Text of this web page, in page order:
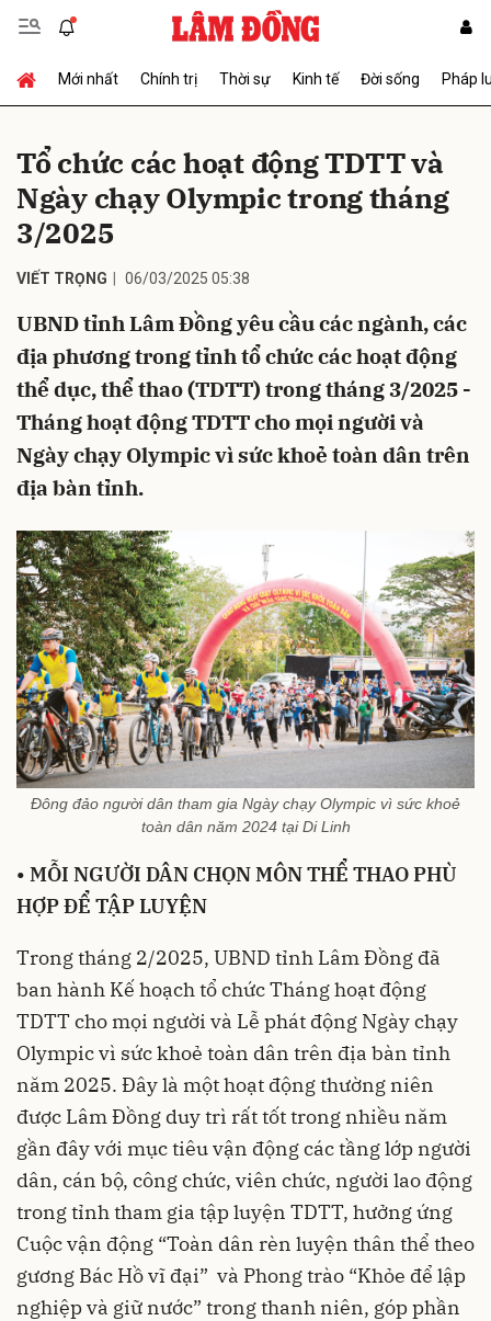
Mới nhất Chính trị Thời sự Kinh tế Đời sống Pháp
Tổ chức các hoạt động TDTT và
Ngày chạy Olympic trong tháng
3/2025
VIẾT TRỌNG 06/03/2025 05:38
UBND tỉnh Lâm Đồng yêu cầu các ngành, các
địa phương trong tỉnh tổ chức các hoạt động
thể dục, thể thao (TDTT) trong tháng 3/2025 -
Tháng hoạt động TDTT cho mọi người và
Ngày chạy Olympic vì sức khoẻ toàn dân trên
địa bàn tỉnh.
Đông đảo người dân tham gia Ngày chạy Olympic vì sức khoẻ
toàn dân năm 2024 tại Di Linh
• MỖI NGƯỜI DÂN CHỌN MÔN THỂ THAO PHÙ
HỢP ĐỂ TẬP LUYỆN
Trong tháng 2/2025, UBND tỉnh Lâm Đồng đã
ban hành Kế hoạch tổ chức Tháng hoạt động
TDTT cho mọi người và Lễ phát động Ngày chạy
Olympic vì sức khoẻ toàn dân trên địa bàn tỉnh
năm 2025. Đây là một hoạt động thường niên
được Lâm Đồng duy trì rất tốt trong nhiều năm
gần đây với mục tiêu vận động các tầng lớp người
dân, cán bộ, công chức, viên chức, người lao động
trong tỉnh tham gia tập luyện TDTT, hưởng ứng
Cuộc vận động “Toàn dân rèn luyện thân thể theo
gương Bác Hồ vĩ đại” và Phong trào “Khỏe để lập
nghiệp và giữ nước” trong thanh niên, góp phần
Gửi bình luận
Hủy Gửi